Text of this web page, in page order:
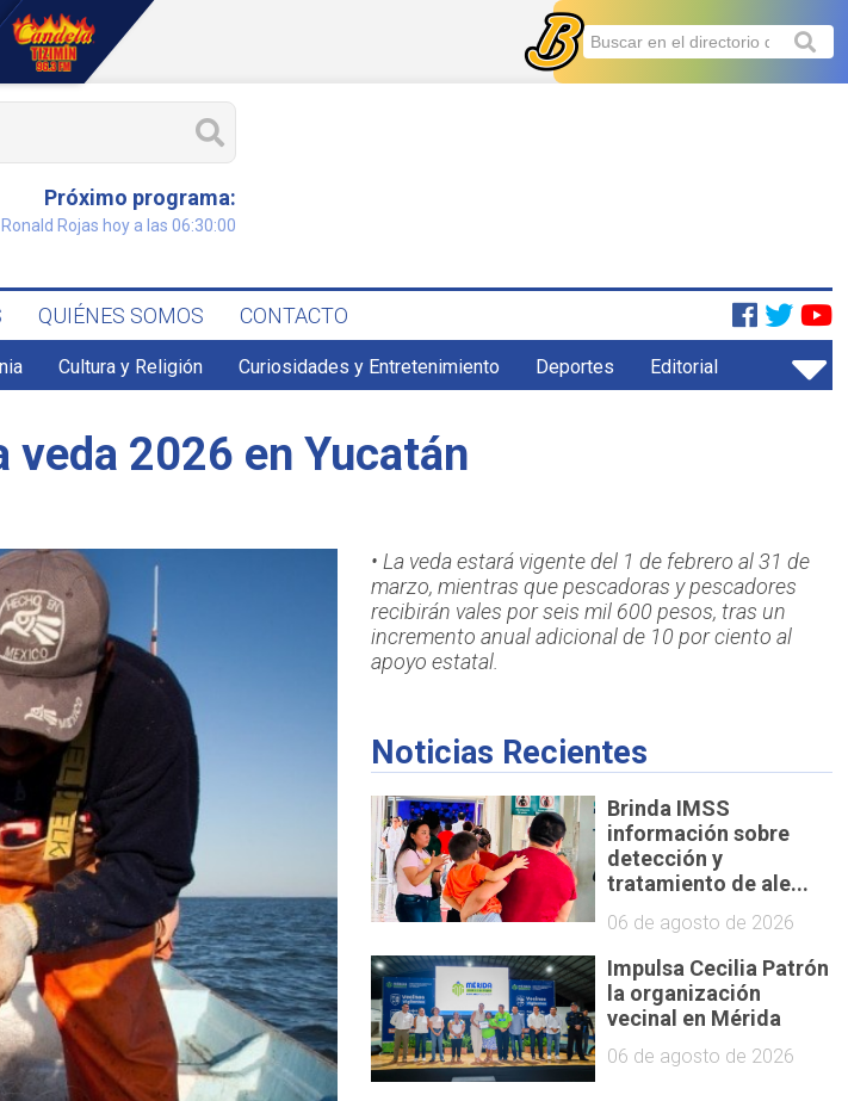
Próximo programa:
Rojas hoy a las 06:30:00
QUIÉNES SOMOS CONTACTO
Cultura y Religión Curiosidades y Entretenimiento Deportes Editorial
veda 2026 en Yucatán
• La veda estará vigente del 1 de febrero al 31 de
marzo, mientras que pescadoras y pescadores
recibirán vales por seis mil 600 pesos, tras un
incremento anual adicional de 10 por ciento al
apoyo estatal.
Noticias Recientes
Brinda IMSS
información sobre
detección y
tratamiento de ale...
06 de agosto de 2026
Impulsa Cecilia Patrón
la organización
vecinal en Mérida
06 de agosto de 2026